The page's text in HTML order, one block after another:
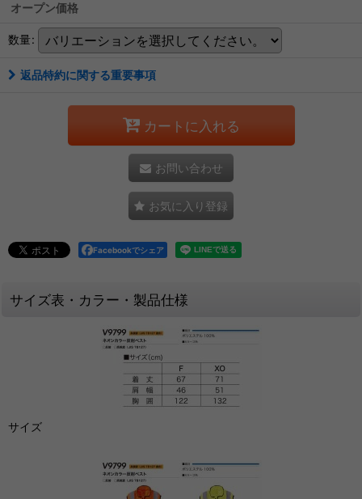
オープン価格
数量:
返品特約に関する重要事項
カートに入れる
お問い合わせ
お気に入り登録
Facebookでシェア
サイズ表・カラー・製品仕様
サイズ